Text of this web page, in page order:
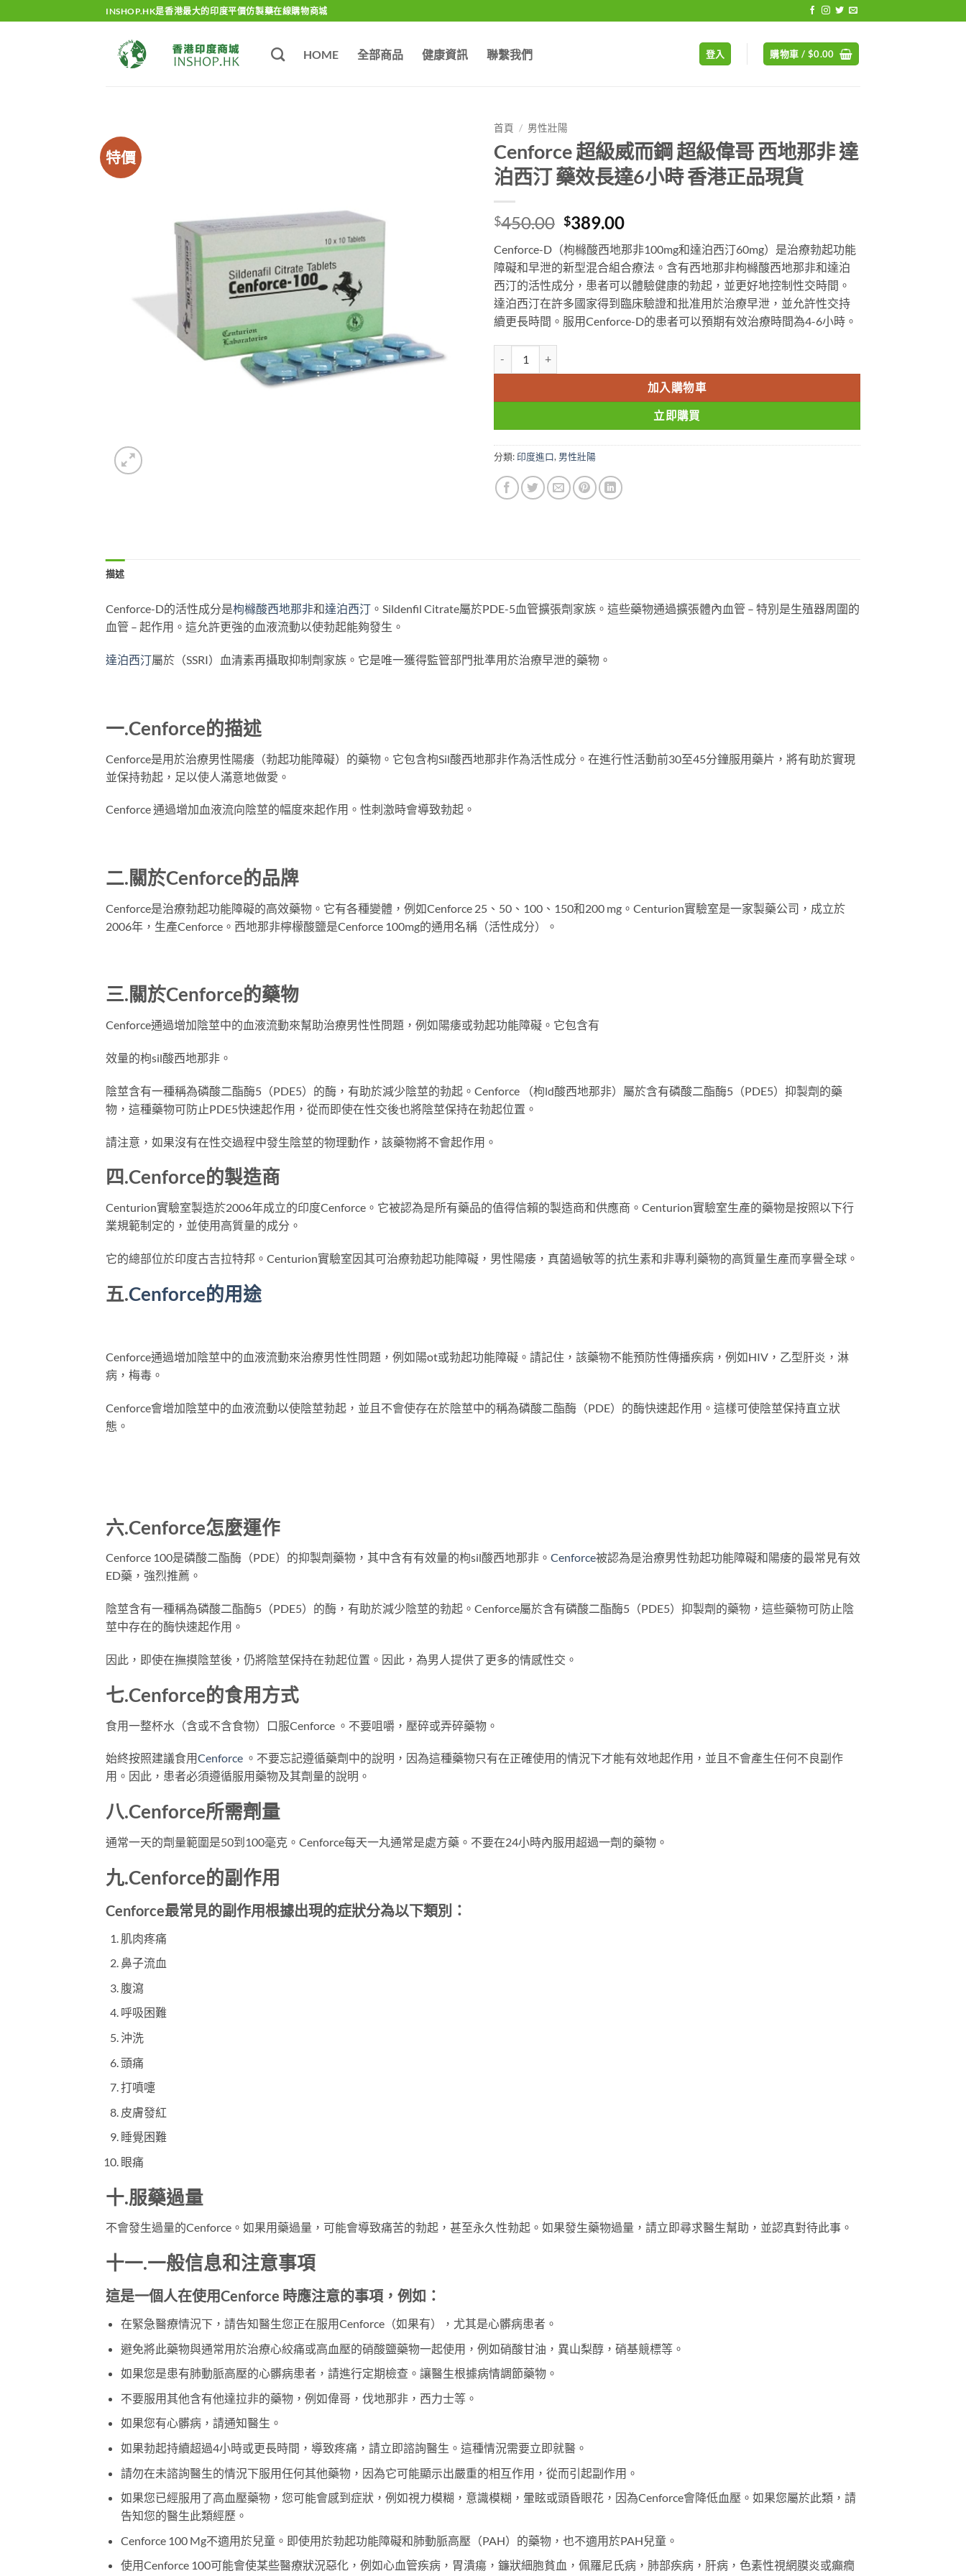
to
INSHOP.HK是香港最大的印度平價仿製藥在線購物商城
HOME 全部商品 健康資訊 聯繫我們 登入 購物車 / $0.00
特價
首頁 / 男性壯陽
Cenforce 超級威而鋼 超級偉哥 西地那非 達
泊西汀 藥效長達6小時 香港正品現貨
$450.00 Original
price
was:
$450.00.
$389.00Current
price
is:
$389.00.
Cenforce-D（枸櫞酸西地那非100mg和達泊西汀60mg）是治療勃起功能
障礙和早泄的新型混合組合療法。含有西地那非枸櫞酸西地那非和達泊
西汀的活性成分，患者可以體驗健康的勃起，並更好地控制性交時間。
達泊西汀在許多國家得到臨床驗證和批准用於治療早泄，並允許性交持
續更長時間。服用Cenforce-D的患者可以預期有效治療時間為4-6小時。
加入購物車
立即購買
分類: 印度進口, 男性壯陽
描述
Cenforce-D的活性成分是枸櫞酸西地那非和達泊西汀 。Sildenfil Citrate屬於PDE-5血管擴張劑家族。這些藥物通過擴張體內血管 – 特別是生殖器周圍的
血管 – 起作用。這允許更強的血液流動以使勃起能夠發生。
達泊西汀屬於（SSRI）血清素再攝取抑制劑家族。它是唯一獲得監管部門批準用於治療早泄的藥物。
一.Cenforce的描述
Cenforce是用於治療男性陽痿（勃起功能障礙）的藥物。它包含枸Sil酸西地那非作為活性成分。在進行性活動前30至45分鐘服用藥片，將有助於實現
並保持勃起，足以使人滿意地做愛。
Cenforce 通過增加血液流向陰莖的幅度來起作用。性刺激時會導致勃起。
二.關於Cenforce的品牌
Cenforce是治療勃起功能障礙的高效藥物。它有各種變體，例如Cenforce 25、50、100、150和200 mg。Centurion實驗室是一家製藥公司，成立於
2006年，生產Cenforce。西地那非檸檬酸鹽是Cenforce 100mg的通用名稱（活性成分）。
三.關於Cenforce的藥物
Cenforce通過增加陰莖中的血液流動來幫助治療男性性問題，例如陽痿或勃起功能障礙。它包含有
效量的枸sil酸西地那非。
陰莖含有一種稱為磷酸二酯酶5（PDE5）的酶，有助於減少陰莖的勃起。Cenforce （枸ld酸西地那非）屬於含有磷酸二酯酶5（PDE5）抑製劑的藥
物，這種藥物可防止PDE5快速起作用，從而即使在性交後也將陰莖保持在勃起位置。
請注意，如果沒有在性交過程中發生陰莖的物理動作，該藥物將不會起作用。
四.Cenforce的製造商
Centurion實驗室製造於2006年成立的印度Cenforce。它被認為是所有藥品的值得信賴的製造商和供應商。Centurion實驗室生產的藥物是按照以下行
業規範制定的，並使用高質量的成分。
它的總部位於印度古吉拉特邦。Centurion實驗室因其可治療勃起功能障礙，男性陽痿，真菌過敏等的抗生素和非專利藥物的高質量生產而享譽全球。
五.Cenforce的用途
Cenforce通過增加陰莖中的血液流動來治療男性性問題，例如陽ot或勃起功能障礙。請記住，該藥物不能預防性傳播疾病，例如HIV，乙型肝炎，淋
病，梅毒。
Cenforce會增加陰莖中的血液流動以使陰莖勃起，並且不會使存在於陰莖中的稱為磷酸二酯酶（PDE）的酶快速起作用。這樣可使陰莖保持直立狀
態。
六.Cenforce怎麼運作
Cenforce 100是磷酸二酯酶（PDE）的抑製劑藥物，其中含有有效量的枸sil酸西地那非。 Cenforce被認為是治療男性勃起功能障礙和陽痿的最常見有效
ED藥，強烈推薦。
陰莖含有一種稱為磷酸二酯酶5（PDE5）的酶，有助於減少陰莖的勃起。Cenforce屬於含有磷酸二酯酶5（PDE5）抑製劑的藥物，這些藥物可防止陰
莖中存在的酶快速起作用。
因此，即使在撫摸陰莖後，仍將陰莖保持在勃起位置。因此，為男人提供了更多的情感性交。
七.Cenforce的食用方式
食用一整杯水（含或不含食物）口服Cenforce 。不要咀嚼，壓碎或弄碎藥物。
始終按照建議食用Cenforce 。不要忘記遵循藥劑中的說明，因為這種藥物只有在正確使用的情況下才能有效地起作用，並且不會產生任何不良副作
用。因此，患者必須遵循服用藥物及其劑量的說明。
八.Cenforce所需劑量
通常一天的劑量範圍是50到100毫克。Cenforce每天一丸通常是處方藥。不要在24小時內服用超過一劑的藥物。
九.Cenforce的副作用
Cenforce最常見的副作用根據出現的症狀分為以下類別：
肌肉疼痛
鼻子流血
腹瀉
呼吸困難
沖洗
頭痛
打噴嚏
皮膚發紅
睡覺困難
眼痛
十.服藥過量
不會發生過量的Cenforce。如果用藥過量，可能會導致痛苦的勃起，甚至永久性勃起。如果發生藥物過量，請立即尋求醫生幫助，並認真對待此事。
十一.一般信息和注意事項
這是一個人在使用Cenforce 時應注意的事項，例如：
在緊急醫療情況下，請告知醫生您正在服用Cenforce（如果有），尤其是心髒病患者。
避免將此藥物與通常用於治療心絞痛或高血壓的硝酸鹽藥物一起使用，例如硝酸甘油，異山梨醇，硝基競標等。
如果您是患有肺動脈高壓的心髒病患者，請進行定期檢查。讓醫生根據病情調節藥物。
不要服用其他含有他達拉非的藥物，例如偉哥，伐地那非，西力士等。
如果您有心髒病，請通知醫生。
如果勃起持續超過4小時或更長時間，導致疼痛，請立即諮詢醫生。這種情況需要立即就醫。
請勿在未諮詢醫生的情況下服用任何其他藥物，因為它可能顯示出嚴重的相互作用，從而引起副作用。
如果您已經服用了高血壓藥物，您可能會感到症狀，例如視力模糊，意識模糊，暈眩或頭昏眼花，因為Cenforce會降低血壓。如果您屬於此類，請
告知您的醫生此類經歷。
Cenforce 100 Mg不適用於兒童。即使用於勃起功能障礙和肺動脈高壓（PAH）的藥物，也不適用於PAH兒童。
使用Cenforce 100可能會使某些醫療狀況惡化，例如心血管疾病，胃潰瘍，鐮狀細胞貧血，佩羅尼氏病，肺部疾病，肝病，色素性視網膜炎或癲癇